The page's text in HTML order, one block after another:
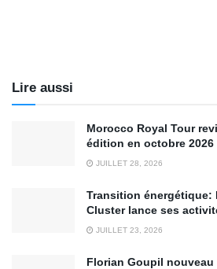
Lire aussi
Morocco Royal Tour
édition en octobre 2026
JUILLET 28, 2026
Transition énergétique:
Cluster lance ses
JUILLET 23, 2026
Florian Goupil nouveau